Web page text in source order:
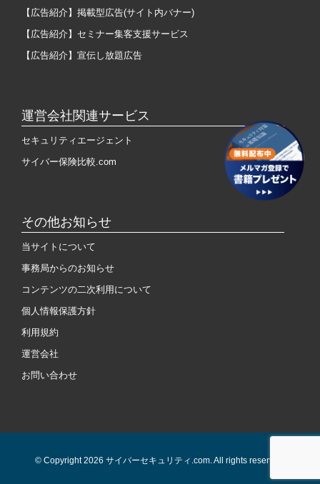
【広告紹介】掲載型広告(サイト内バナー)
【広告紹介】セミナー集客支援サービス
【広告紹介】宣伝し放題広告
運営会社関連サービス
セキュリティエージェント
サイバー保険比較.com
その他お知らせ
当サイトについて
事務局からのお知らせ
コンテンツの二次利用について
個人情報保護方針
利用規約
運営会社
お問い合わせ
© Copyright 2026 サイバーセキュリティ.com. All rights reserved.